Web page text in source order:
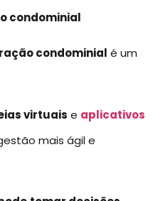
condominial
condominial é um
virtuais e aplicativos
mais ágil e